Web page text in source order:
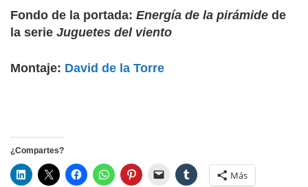
Fondo de la portada: Energía de la pirámide de
la serie Juguetes del viento
Montaje: David de la Torre
¿Compartes?
Más